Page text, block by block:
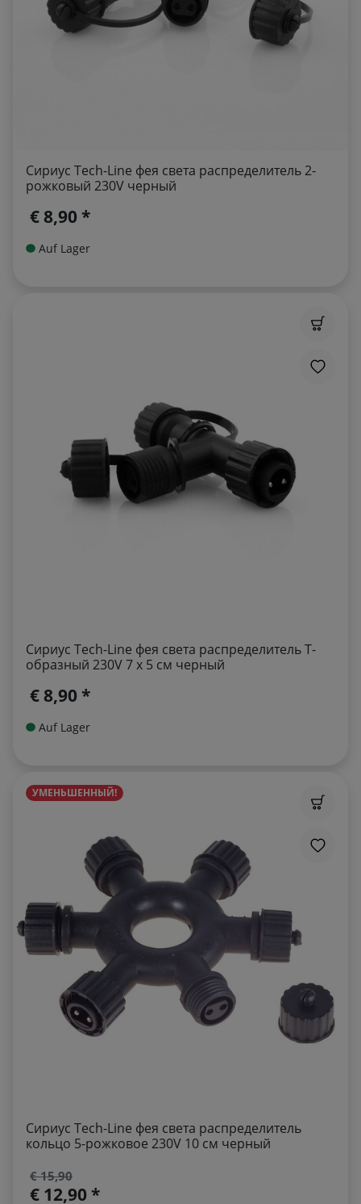
Сириус Tech-Line фея света распределитель 2-
рожковый 230V черный
€ 8,90 *
Auf Lager
Сириус Tech-Line фея света распределитель T-
образный 230V 7 x 5 см черный
€ 8,90 *
Auf Lager
УМЕНЬШЕННЫЙ!
Сириус Tech-Line фея света распределитель
кольцо 5-рожковое 230V 10 см черный
€ 15,90
€ 12,90 *